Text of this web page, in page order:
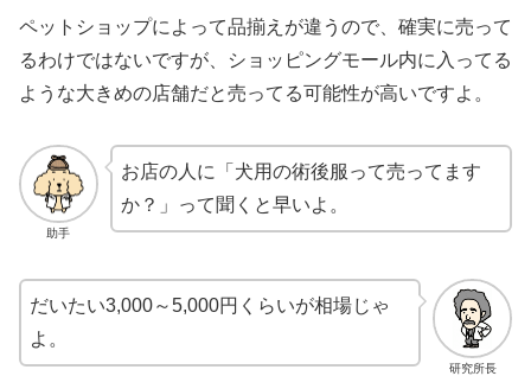
ペットショップによって品揃えが違うので、確実に売って
るわけではないですが、ショッピングモール内に入ってる
ような大きめの店舗だと売ってる可能性が高いですよ。
助手
お店の人に「犬用の術後服って売ってます
か？」って聞くと早いよ。
研究所長
だいたい3,000～5,000円くらいが相場じゃ
よ。